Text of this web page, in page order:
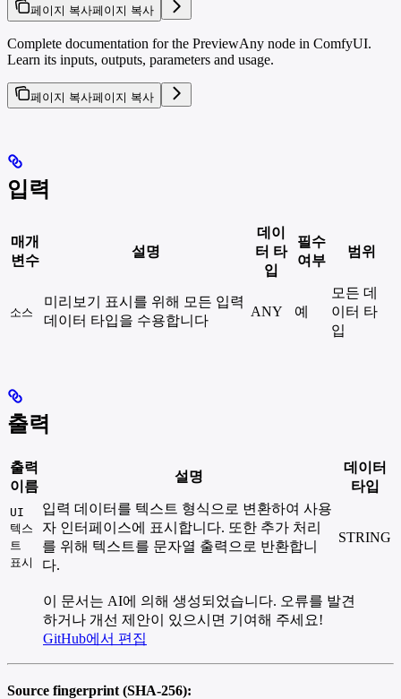
페이지 복사페이지 복사
Complete documentation for the PreviewAny node in ComfyUI.
Learn its inputs, outputs, parameters and usage.
페이지 복사페이지 복사
입력
매개
변수
설명
데이
터 타
입
필수
여부
범위
소스
미리보기 표시를 위해 모든 입력
데이터 타입을 수용합니다
ANY 예
모든 데
이터 타
입
출력
출력
이름
설명
데이터
타입
UI
텍스
트
표시
입력 데이터를 텍스트 형식으로 변환하여 사용
자 인터페이스에 표시합니다. 또한 추가 처리
를 위해 텍스트를 문자열 출력으로 반환합니
다.
STRING
이 문서는 AI에 의해 생성되었습니다. 오류를 발견
하거나 개선 제안이 있으시면 기여해 주세요!
GitHub에서 편집
Source fingerprint (SHA-256):